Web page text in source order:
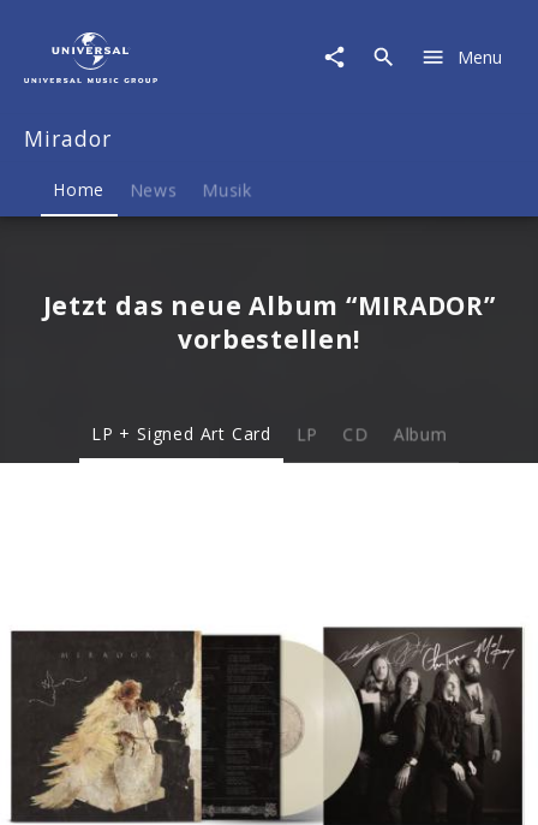
Menu
Mirador
Home News Musik
Jetzt das neue Album “MIRADOR”
vorbestellen!
LP + Signed Art Card LP CD Album